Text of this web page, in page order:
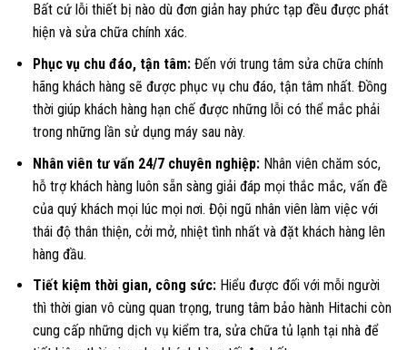
Bất cứ lỗi thiết bị nào dù đơn giản hay phức tạp đều được phát
hiện và sửa chữa chính xác.
Phục vụ chu đáo, tận tâm: Đến với trung tâm sửa chữa chính
hãng khách hàng sẽ được phục vụ chu đáo, tận tâm nhất. Đồng
thời giúp khách hàng hạn chế được những lỗi có thể mắc phải
trong những lần sử dụng máy sau này.
Nhân viên tư vấn 24/7 chuyên nghiệp: Nhân viên chăm sóc,
hỗ trợ khách hàng luôn sẵn sàng giải đáp mọi thắc mắc, vấn đề
của quý khách mọi lúc mọi nơi. Đội ngũ nhân viên làm việc với
thái độ thân thiện, cởi mở, nhiệt tình nhất và đặt khách hàng lên
hàng đầu.
Tiết kiệm thời gian, công sức: Hiểu được đối với mỗi người
thì thời gian vô cùng quan trọng, trung tâm bảo hành Hitachi còn
cung cấp những dịch vụ kiểm tra, sửa chữa tủ lạnh tại nhà để